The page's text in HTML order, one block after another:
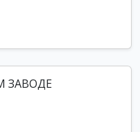
ЗАВОДЕ